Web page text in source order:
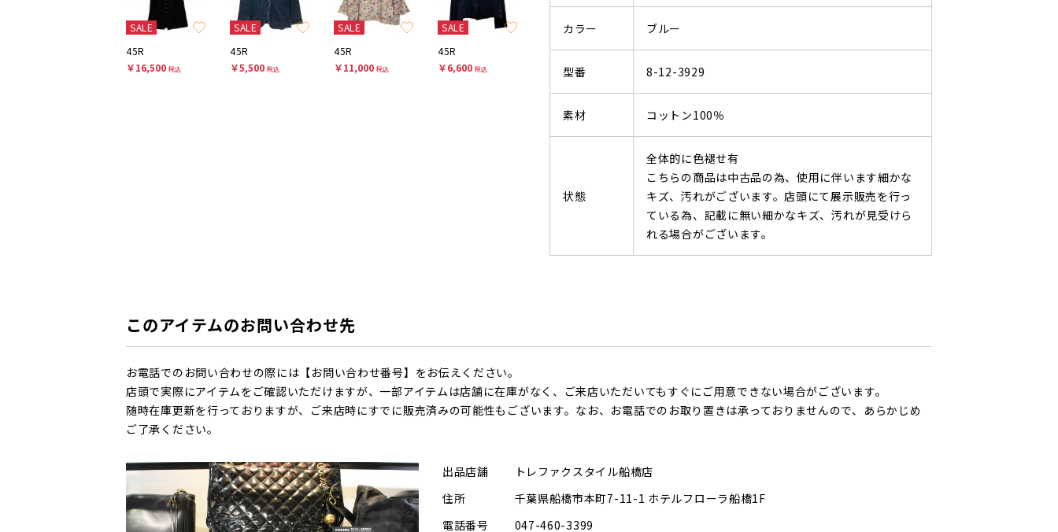
SALE
45R
￥16,500 税込
SALE
45R
￥5,500 税込
SALE
45R
￥11,000 税込
SALE
45R
￥6,600 税込
カラー ブルー
型番 8-12-3929
素材 コットン100％
状態
全体的に色褪せ有
こちらの商品は中古品の為、使用に伴います細かな
キズ、汚れがございます。店頭にて展示販売を行っ
ている為、記載に無い細かなキズ、汚れが見受けら
れる場合がございます。
このアイテムのお問い合わせ先
お電話でのお問い合わせの際には【お問い合わせ番号】をお伝えください。
店頭で実際にアイテムをご確認いただけますが、一部アイテムは店舗に在庫がなく、ご来店いただいてもすぐにご用意できない場合がございます。
随時在庫更新を行っておりますが、ご来店時にすでに販売済みの可能性もございます。なお、お電話でのお取り置きは承っておりませんので、あらかじめ
ご了承ください。
出品店舗
トレファクスタイル船橋店
住所
千葉県船橋市本町7-11-1 ホテルフローラ船橋1F
電話番号
047-460-3399